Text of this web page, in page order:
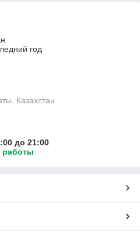
год
Казахстан
до 21:00
работы